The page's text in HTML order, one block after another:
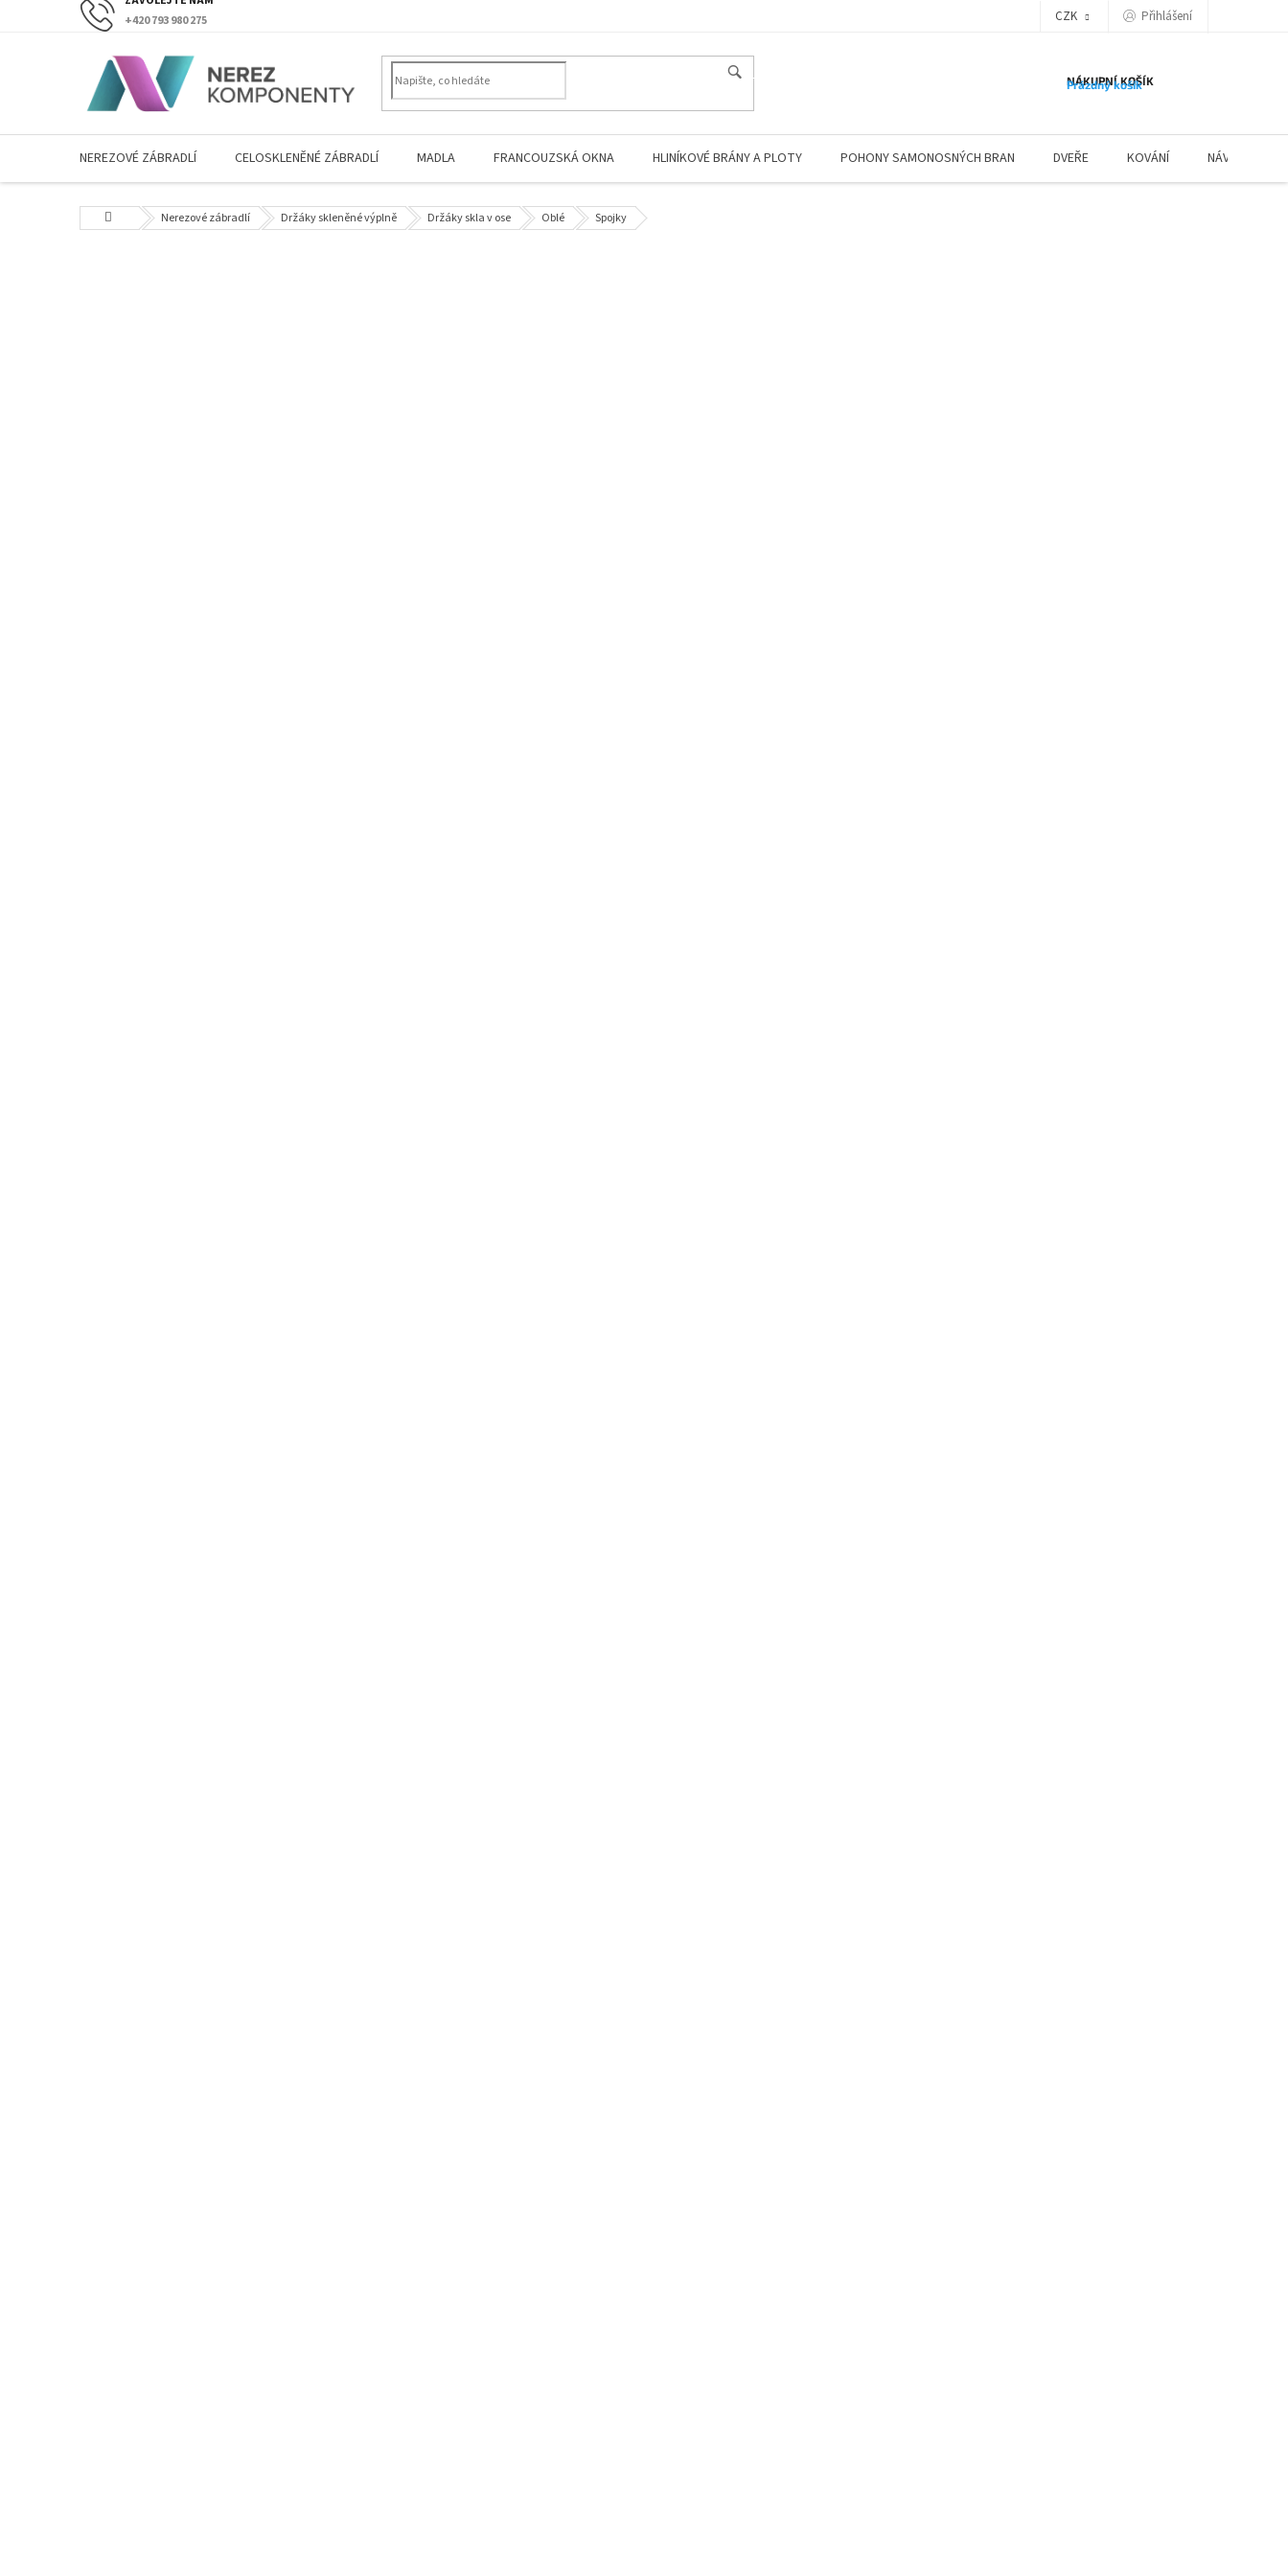
+420 793 980 275 CZK Přihlášení
NÁKUPNÍ KOŠÍK
Prázdný košík
NEREZOVÉ ZÁBRADLÍ CELOSKLENĚNÉ ZÁBRADLÍ MADLA FRANCOUZSKÁ OKNA HLINÍKOVÉ BRÁNY A PLOTY POHONY SAMONOSNÝCH BRAN DVEŘE KOVÁNÍ NÁVODY
Domů Nerezové zábradlí Držáky skleněné výplně Držáky skla v ose Oblé Spojky